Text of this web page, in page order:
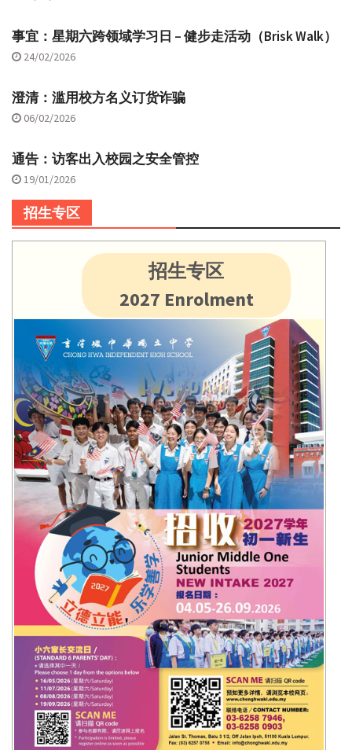
事宜：星期六跨领域学习日 – 健步走活动（Brisk Walk）
24/02/2026
澄清：滥用校方名义订货诈骗
06/02/2026
通告：访客出入校园之安全管控
19/01/2026
招生专区
招生专区
2027 Enrolment